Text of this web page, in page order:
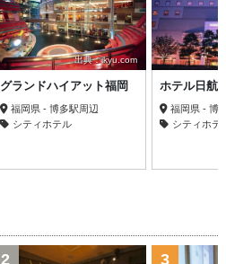
出典：ikyu.com
グランドハイアット福岡
福岡県 - 博多駅周辺
シティホテル
ホテル日航
福岡県 - 博
シティホテ
2 3